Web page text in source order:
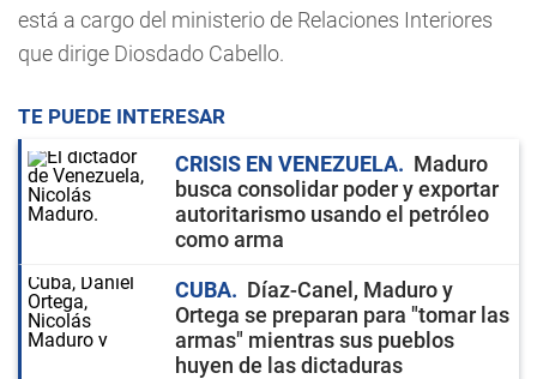
está a cargo del ministerio de Relaciones Interiores
que dirige Diosdado Cabello.
TE PUEDE INTERESAR
CRISIS EN VENEZUELA
Maduro
busca consolidar poder y exportar
autoritarismo usando el petróleo
como arma
CUBA
Díaz-Canel, Maduro y
Ortega se preparan para "tomar las
armas" mientras sus pueblos
huyen de las dictaduras